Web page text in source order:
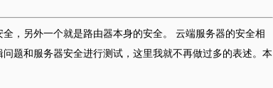
，另外一个就是路由器本身的安全。 云端服务器的安全相
题和服务器安全进行测试，这里我就不再做过多的表述。本